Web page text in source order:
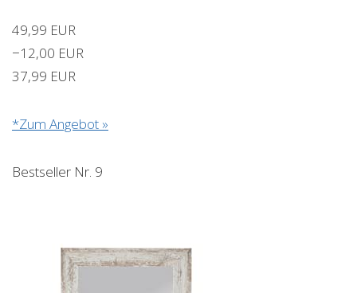
49,99 EUR
−12,00 EUR
37,99 EUR
*Zum Angebot »
Bestseller Nr. 9